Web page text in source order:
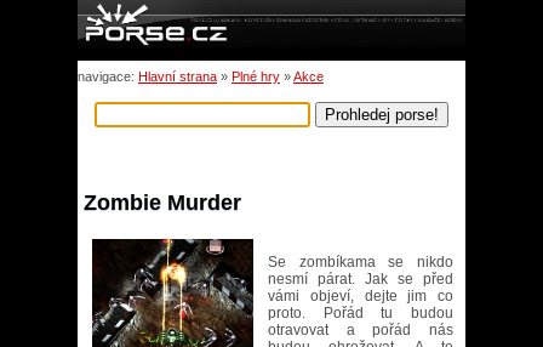
navigace: Hlavní strana » Plné hry »Akce
Zombie Murder
Se zombíkama se nikdo
nesmí párat. Jak se před
vámi objeví, dejte jim co
proto. Pořád tu budou
otravovat a pořád nás